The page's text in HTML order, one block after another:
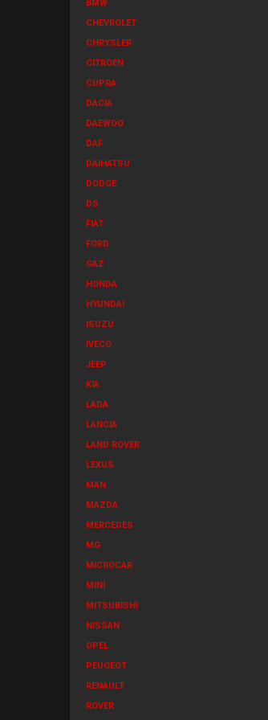
BMW
CHEVROLET
CHRYSLER
CITROEN
CUPRA
DACIA
DAEWOO
DAF
DAIHATSU
DODGE
DS
FIAT
FORD
GAZ
HONDA
HYUNDAI
ISUZU
IVECO
JEEP
KIA
LADA
LANCIA
LAND ROVER
LEXUS
MAN
MAZDA
MERCEDES
MG
MICROCAR
MINI
MITSUBISHI
NISSAN
OPEL
PEUGEOT
RENAULT
ROVER